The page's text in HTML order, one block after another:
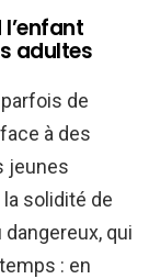
adultes
de
à des
jeunes
la solidité de
qui
: en